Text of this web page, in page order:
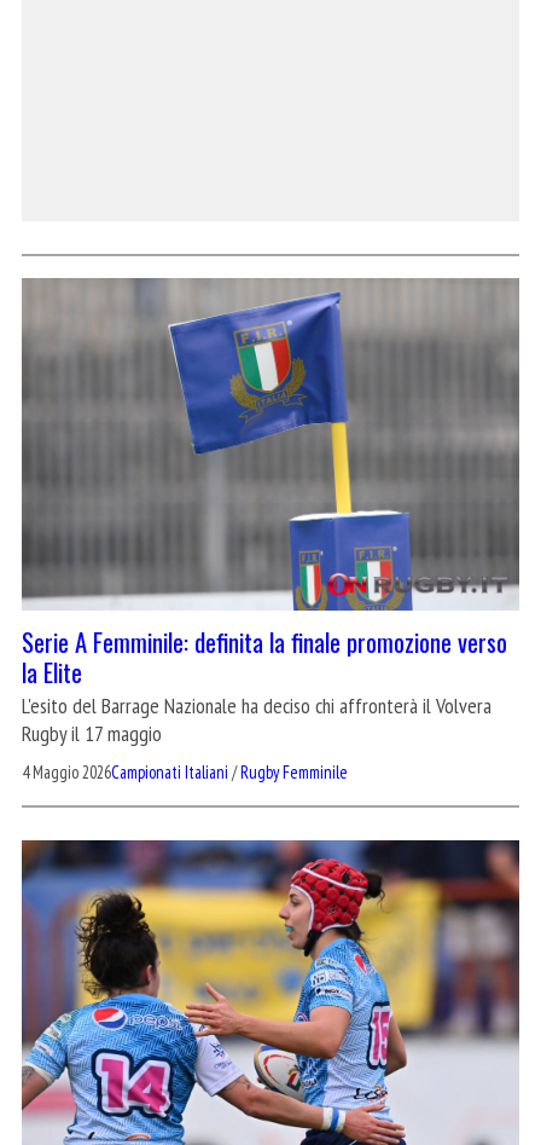
Serie A Femminile: definita la finale promozione verso
la Elite
L'esito del Barrage Nazionale ha deciso chi affronterà il Volvera
Rugby il 17 maggio
4 Maggio 2026Campionati Italiani /Rugby Femminile